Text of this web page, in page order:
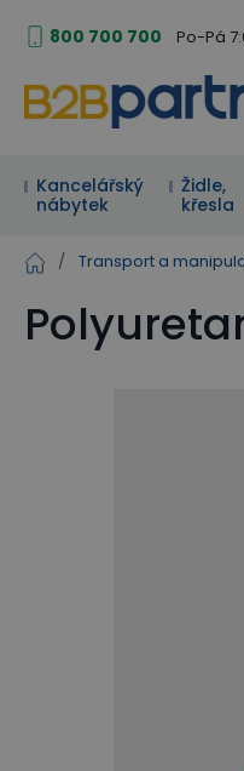
800 700 700 Po-Pá
Kancelářský
nábytek
Židle,
křesla
/ Transport a